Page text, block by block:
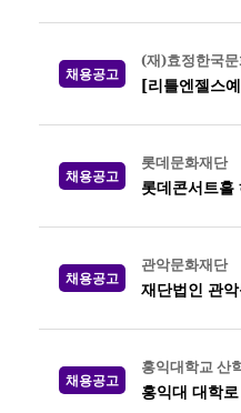
채용공고
(재)효정한국
[리틀엔젤스
채용공고
롯데문화재단
롯데콘서트
채용공고
관악문화재단
재단법인 관
채용공고
홍익대학교 산
홍익대 대학